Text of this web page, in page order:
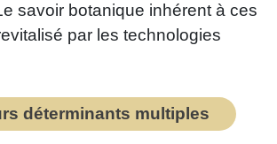
savoir botanique inhérent à ces
par les technologies
déterminants multiples